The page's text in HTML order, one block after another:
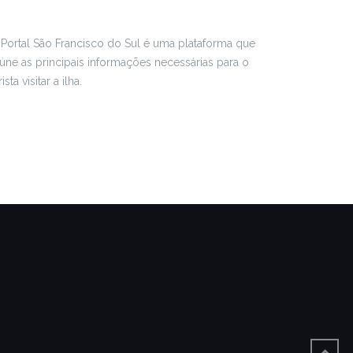
São Francisco do Sul é uma plataforma que
as principais informações necessárias para o
visitar a ilha.